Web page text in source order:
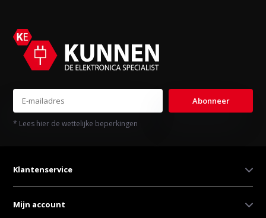
Abonneer
* Lees hier de wettelijke beperkingen
Klantenservice
Mijn account